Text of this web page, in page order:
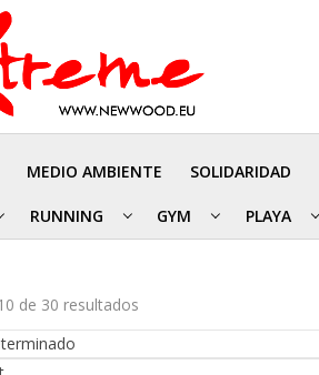
MEDIO AMBIENTE SOLIDARIDAD
RUNNING GYM PLAYA
de 30 resultados